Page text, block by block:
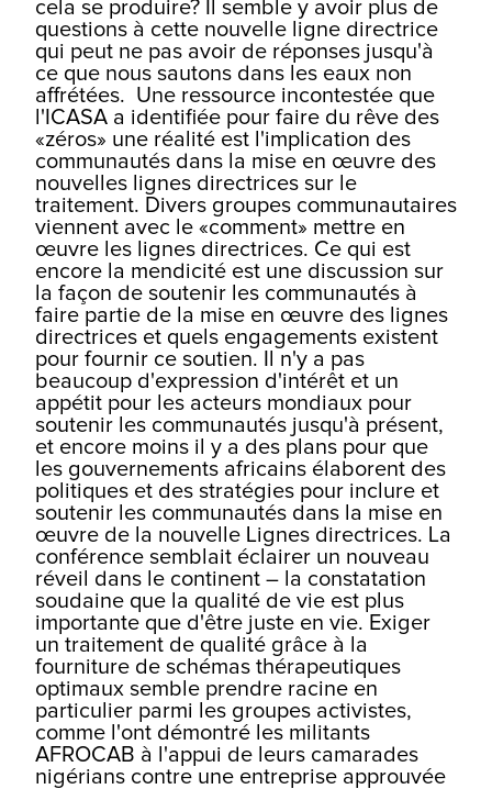
cela se produire? Il semble y avoir plus de
questions à cette nouvelle ligne directrice
qui peut ne pas avoir de réponses jusqu'à
ce que nous sautons dans les eaux non
affrétées. Une ressource incontestée que
l'ICASA a identifiée pour faire du rêve des
«zéros» une réalité est l'implication des
communautés dans la mise en œuvre des
nouvelles lignes directrices sur le
traitement. Divers groupes communautaires
viennent avec le «comment» mettre en
œuvre les lignes directrices. Ce qui est
encore la mendicité est une discussion sur
la façon de soutenir les communautés à
faire partie de la mise en œuvre des lignes
directrices et quels engagements existent
pour fournir ce soutien. Il n'y a pas
beaucoup d'expression d'intérêt et un
appétit pour les acteurs mondiaux pour
soutenir les communautés jusqu'à présent,
et encore moins il y a des plans pour que
les gouvernements africains élaborent des
politiques et des stratégies pour inclure et
soutenir les communautés dans la mise en
œuvre de la nouvelle Lignes directrices. La
conférence semblait éclairer un nouveau
réveil dans le continent – la constatation
soudaine que la qualité de vie est plus
importante que d'être juste en vie. Exiger
un traitement de qualité grâce à la
fourniture de schémas thérapeutiques
optimaux semble prendre racine en
particulier parmi les groupes activistes,
comme l'ont démontré les militants
AFROCAB à l'appui de leurs camarades
nigérians contre une entreprise approuvée